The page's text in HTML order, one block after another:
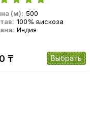
(м): 500
100% вискоза
Индия
₸ Выбрать